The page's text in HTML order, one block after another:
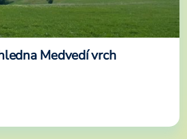
Medvedí vrch